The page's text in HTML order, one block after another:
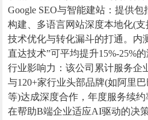
Google SEO与智能建站：提供
构建、多语言网站深度本地化(
技术优化与转化漏斗的打通。内
直达技术”可平均提升15%-25%
行业影响力：该公司累计服务企
与120+家行业头部品牌(如阿里
等)达成深度合作，年度服务续
在帮助B端企业适应AI驱动的决